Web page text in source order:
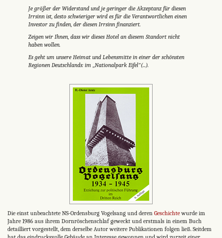
Je größer der Widerstand und je geringer die Akzeptanz für diesen
Irrsinn ist, desto schwieriger wird es für die Verantwortlichen einen
Investor zu finden, der diesen Irrsinn finanziert.
Zeigen wir Ihnen, dass wir dieses Hotel an diesem Standort nicht
haben wollen.
Es geht um unsere Heimat und Lebensmitte in einer der schönsten
Regionen Deutschlands: im „Nationalpark Eifel"(...).
Die einst unbeachtete NS-Ordensburg Vogelsang und deren Geschichte wurde im
Jahre 1986 aus ihrem Dornröschenschlaf geweckt und erstmals in einem Buch
detailliert vorgestellt, dem derselbe Autor weitere Publikationen folgen ließ. Seitdem